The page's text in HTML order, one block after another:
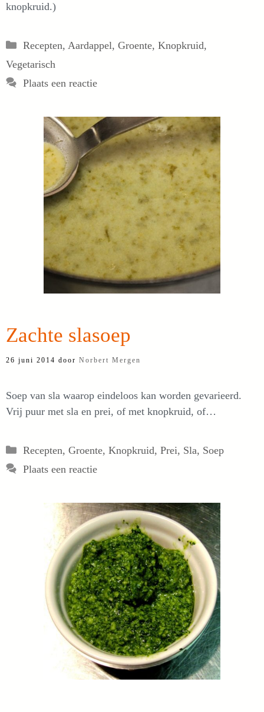
knopkruid.)
Categorieën
Recepten, Aardappel, Groente, Knopkruid,
Vegetarisch
Plaats een reactie
Zachte slasoep
26 juni 2014 door Norbert Mergen
Soep van sla waarop eindeloos kan worden gevarieerd.
Vrij puur met sla en prei, of met knopkruid, of…
Categorieën
Recepten, Groente, Knopkruid, Prei, Sla, Soep
Plaats een reactie